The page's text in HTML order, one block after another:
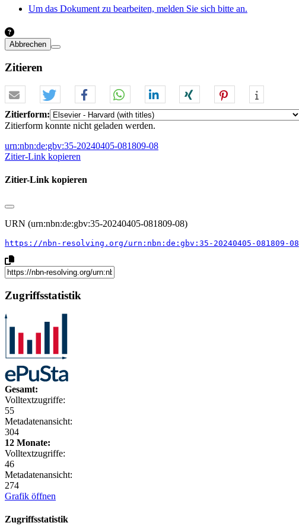
Um das Dokument zu bearbeiten, melden Sie sich bitte an.
Abbrechen
Zitieren
Zitierform:
Zitierform konnte nicht geladen werden.
urn:nbn:de:gbv:35-20240405-081809-08
Zitier-Link kopieren
Zitier-Link kopieren
URN (urn:nbn:de:gbv:35-20240405-081809-08)
https://nbn-resolving.org/urn:nbn:de:gbv:35-20240405-081809-08
Zugriffsstatistik
Gesamt:
Volltextzugriffe:
55
Metadatenansicht:
304
12 Monate:
Volltextzugriffe:
46
Metadatenansicht:
274
Grafik öffnen
Zugriffsstatistik